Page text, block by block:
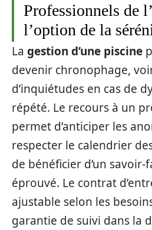
Professionnels de
l’option de la
La gestion d’une piscine
devenir chronophage,
d’inquiétudes en cas de
répété. Le recours à un
permet d’anticiper les
respecter le calendrier
de bénéficier d’un
éprouvé. Le contrat
ajustable selon les
garantie de suivi dans la